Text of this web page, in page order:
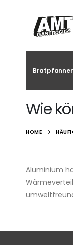
Bratpfannen
Wie
HOME
Aluminium